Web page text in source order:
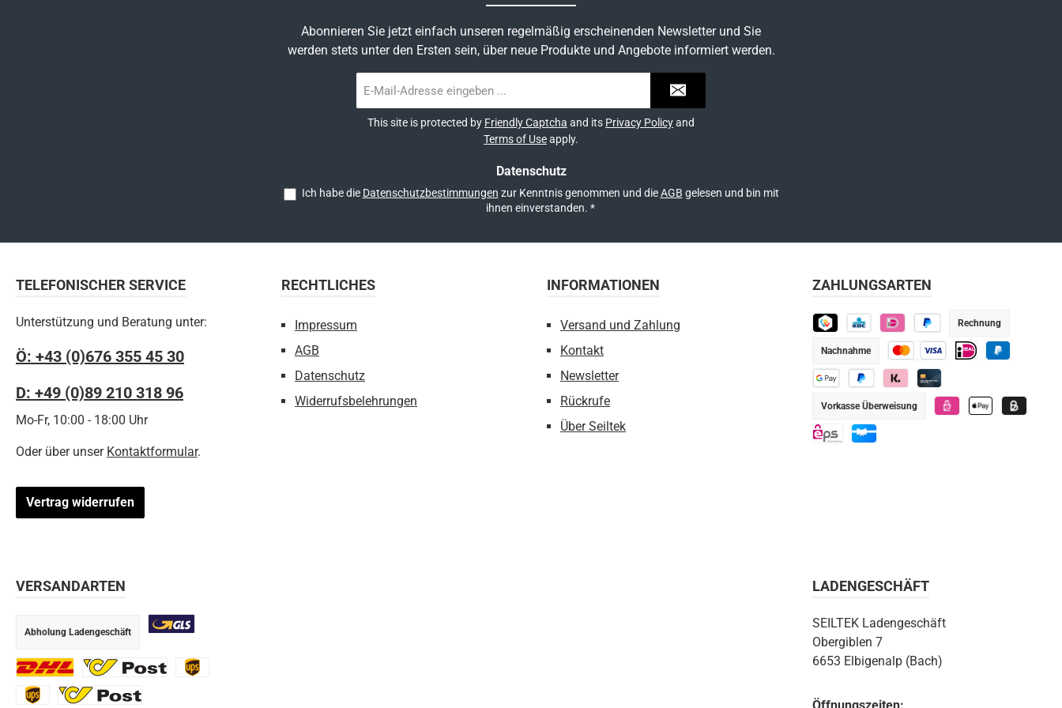
ALP315 X-
Pile)GrößeBrustumfangTaillenumf
angHüftumfang4085 cm75 cm88
cm4290 cm80 cm93 cm4495
cm84 cm98 cm46100 cm88
cm104 cm48105 cm92 cm110 cm
190881001067254XL185-
195921061107355XXL190-
X981101167355
Abonnieren Sie jetzt einfach unseren regelmäßig erscheinenden Newsletter und Sie
werden stets unter den Ersten sein, über neue Produkte und Angebote informiert werden.
Mail-
This site is protected by Friendly Captcha and its Privacy Policyand
Terms of Useapply.
Datenschutz
Ich habe die Datenschutzbestimmungen zur Kenntnis genommen und dieAGB gelesen und bin mit
ihnen einverstanden. *
TELEFONISCHER SERVICE
Unterstützung und Beratung unter:
Ö: +43 (0)676 355 45 30
D: +49 (0)89 210 318 96
Mo-Fr, 10:00 - 18:00 Uhr
Oder über unser Kontaktformular.
Vertrag widerrufen
RECHTLICHES
Impressum
AGB
Datenschutz
Widerrufsbelehrungen
INFORMATIONEN
Versand und Zahlung
Kontakt
Newsletter
Rückrufe
Über Seiltek
ZAHLUNGSARTEN
PayPal Kredit-/Debitkarte
Vorkasse Überweisung
iDEALSpäter bezahlen
Rechnung
Nachnahme
Kredit- oder Debitkarte
Google Pay
VERSANDARTEN
Abholung Ladengeschäft
DHL Ö-Post
LADENGESCHÄFT
SEILTEK Ladengeschäft
Obergiblen 7
6653 Elbigenalp (Bach)